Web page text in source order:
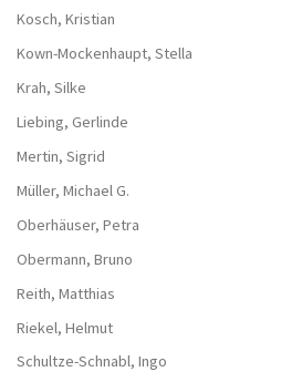
Kosch, Kristian
Kown-Mockenhaupt, Stella
Krah, Silke
Liebing, Gerlinde
Mertin, Sigrid
Müller, Michael G.
Oberhäuser, Petra
Obermann, Bruno
Reith, Matthias
Riekel, Helmut
Schultze-Schnabl, Ingo